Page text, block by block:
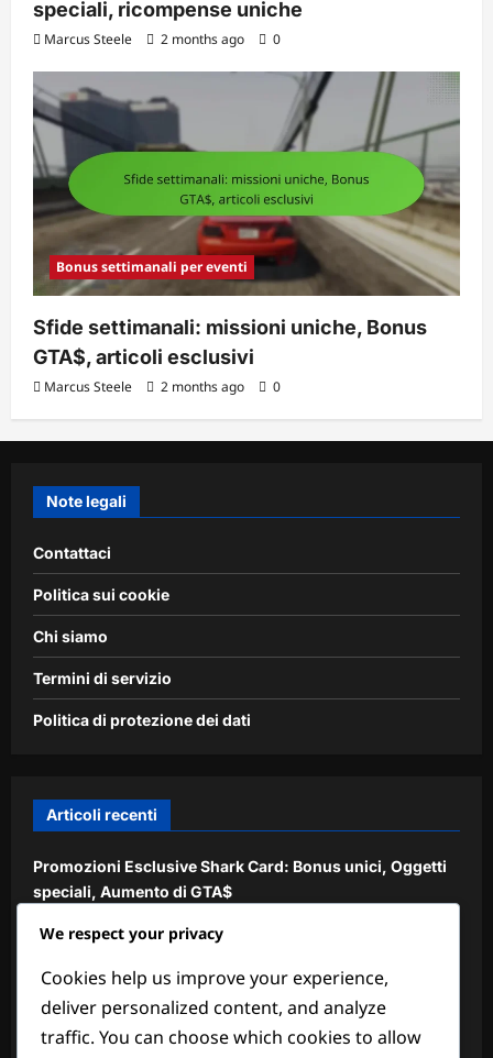
speciali, ricompense uniche
Marcus Steele 2 months ago 0
Bonus settimanali per eventi
Sfide settimanali: missioni uniche, Bonus
GTA$, articoli esclusivi
Marcus Steele 2 months ago 0
Note legali
Contattaci
Politica sui cookie
Chi siamo
Termini di servizio
Politica di protezione dei dati
Articoli recenti
Promozioni Esclusive Shark Card: Bonus unici, Oggetti
speciali, Aumento di GTA$
Calendario Eventi Settimanale: Bonus in arrivo, Oggetti
Programma eventi: prossimi bonus, missioni speciali,
ricompense uniche
We respect your privacy
Cookies help us improve your experience,
deliver personalized content, and analyze
traffic. You can choose which cookies to allow